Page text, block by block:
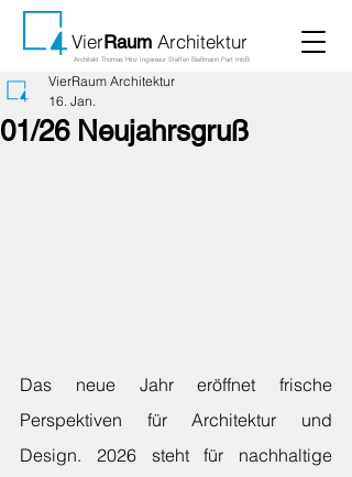
VierRaum Architektur
Architekt Thomas Hinz Ingenieur Steffen Bießmann Part mbB
01/26 Neujahrsgruß
VierRaum Architektur
16. Jan.
Das neue Jahr eröffnet frische
Perspektiven für Architektur und
Design. 2026 steht für nachhaltige